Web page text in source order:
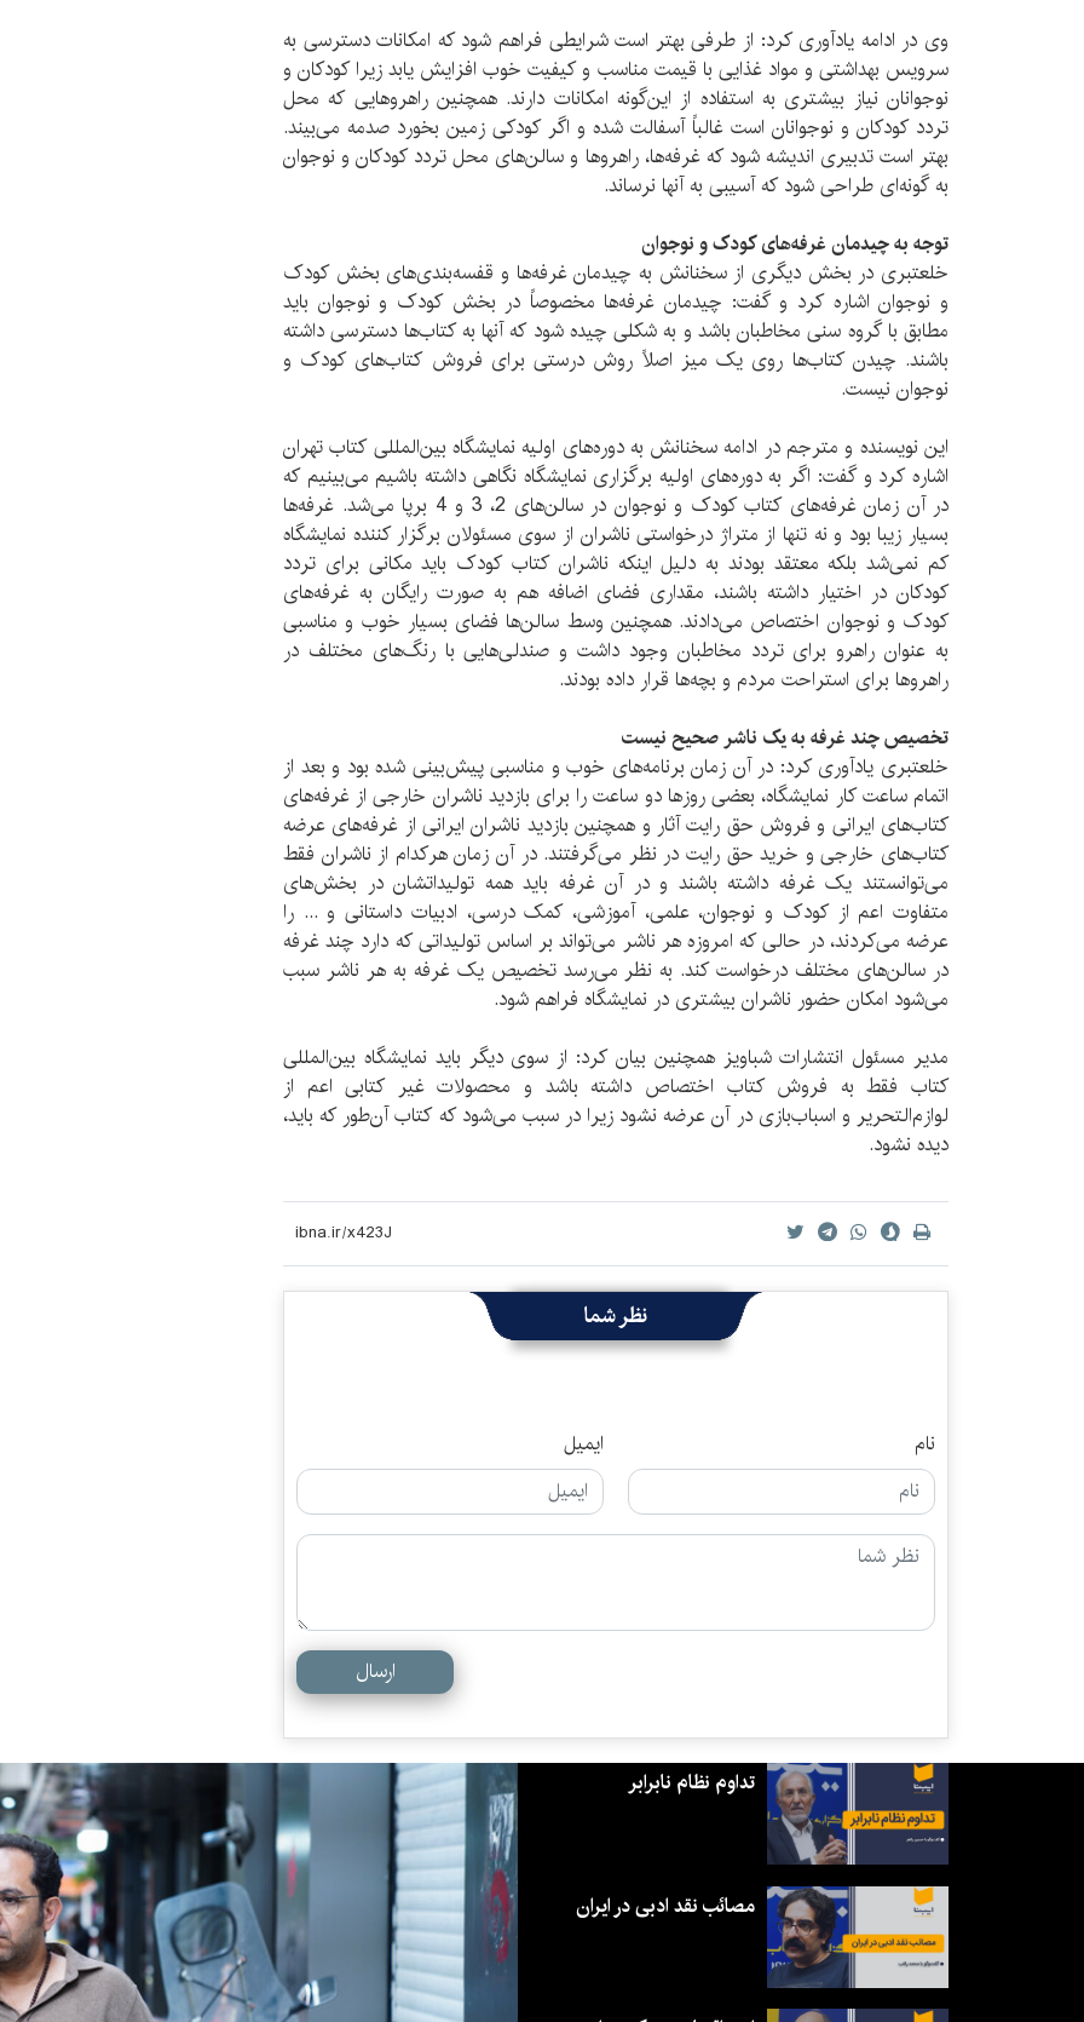
وی در ادامه یادآوری کرد: از طرفی بهتر است شرایطی فراهم شود که امکانات دسترسی به
سرویس بهداشتی و مواد غذایی با قیمت مناسب و کیفیت خوب افزایش یابد زیرا کودکان و
نوجوانان نیاز بیشتری به استفاده از این‌گونه امکانات دارند. همچنین راهروهایی که محل
تردد کودکان و نوجوانان است غالباً آسفالت شده و اگر کودکی زمین بخورد صدمه می‌بیند.
بهتر است تدبیری اندیشه شود که غرفه‌ها، راهروها و سالن‌های محل تردد کودکان و نوجوان
به گونه‌ای طراحی شود که آسیبی به آنها نرساند.
توجه به چیدمان غرفه‌های کودک و نوجوان
خلعتبری در بخش دیگری از سخنانش به چیدمان غرفه‌ها و قفسه‌بندی‌های بخش کودک
و نوجوان اشاره کرد و گفت: چیدمان غرفه‌ها مخصوصاً در بخش کودک و نوجوان باید
مطابق با گروه سنی مخاطبان باشد و به شکلی چیده شود که آنها به کتاب‌ها دسترسی داشته
باشند. چیدن کتاب‌ها روی یک میز اصلاً روش درستی برای فروش کتاب‌های کودک و
نوجوان نیست.
این نویسنده و مترجم در ادامه سخنانش به دوره‌های اولیه نمایشگاه بین‌المللی کتاب تهران
اشاره کرد و گفت: اگر به دوره‌های اولیه برگزاری نمایشگاه نگاهی داشته باشیم می‌بینیم که
در آن زمان غرفه‌های کتاب کودک و نوجوان در سالن‌های 2، 3 و 4 برپا می‌شد. غرفه‌ها
بسیار زیبا بود و نه تنها از متراژ درخواستی ناشران از سوی مسئولان برگزار کننده نمایشگاه
کم نمی‌شد بلکه معتقد بودند به دلیل اینکه ناشران کتاب کودک باید مکانی برای تردد
کودکان در اختیار داشته باشند، مقداری فضای اضافه هم به صورت رایگان به غرفه‌های
کودک و نوجوان اختصاص می‌دادند. همچنین وسط سالن‌ها فضای بسیار خوب و مناسبی
به عنوان راهرو برای تردد مخاطبان وجود داشت و صندلی‌هایی با رنگ‌های مختلف در
راهروها برای استراحت مردم و بچه‌ها قرار داده بودند.
تخصیص چند غرفه به یک ناشر صحیح نیست
خلعتبری یادآوری کرد: در آن زمان برنامه‌های خوب و مناسبی پیش‌بینی شده بود و بعد از
اتمام ساعت کار نمایشگاه، بعضی روزها دو ساعت را برای بازدید ناشران خارجی از غرفه‌های
کتاب‌های ایرانی و فروش حق رایت آثار و همچنین بازدید ناشران ایرانی از غرفه‌های عرضه
کتاب‌های خارجی و خرید حق رایت در نظر می‌گرفتند. در آن زمان هرکدام از ناشران فقط
می‌توانستند یک غرفه داشته باشند و در آن غرفه باید همه تولیداتشان در بخش‌های
متفاوت اعم از کودک و نوجوان، علمی، آموزشی، کمک درسی، ادبیات داستانی و ... را
عرضه می‌کردند، در حالی که امروزه هر ناشر می‌تواند بر اساس تولیداتی که دارد چند غرفه
در سالن‌های مختلف درخواست کند. به نظر می‌رسد تخصیص یک غرفه به هر ناشر سبب
می‌شود امکان حضور ناشران بیشتری در نمایشگاه فراهم شود.
مدیر مسئول انتشارات شباویز همچنین بیان کرد: از سوی دیگر باید نمایشگاه بین‌المللی
کتاب فقط به فروش کتاب اختصاص داشته باشد و محصولات غیر کتابی اعم از
لوازم‌التحریر و اسباب‌بازی در آن عرضه نشود زیرا در سبب می‌شود که کتاب آن‌طور که باید،
دیده نشود.
نظر شما
نام ایمیل
ارسال
تداوم نظام نابرابر
مصائب نقد ادبی در ایران